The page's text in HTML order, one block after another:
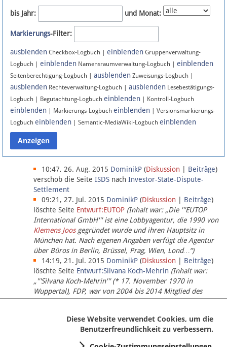
Newsletter
Bluesky
Facebook
Instagram
Anmelden
Datenschutz
Über Lobbypedia
Impressum
bis Jahr: und Monat:
Markierungs-Filter:
ausblenden Checkbox-Logbuch | einblenden Gruppenverwaltung-
Logbuch | einblenden Namensraumverwaltung-Logbuch | einblenden
Seitenberechtigung-Logbuch | ausblenden Zuweisungs-Logbuch |
ausblenden Rechteverwaltung-Logbuch | ausblenden Lesebestätigungs-
Logbuch | Begutachtung-Logbuch einblenden | Kontroll-Logbuch
einblenden | Markierungs-Logbuch einblenden | Versionsmarkierungs-
Logbuch einblenden | Semantic-MediaWiki-Logbuch einblenden
10:47, 26. Aug. 2015 DominikP (Diskussion Beiträge)
verschob die Seite ISDS nach Investor-State-Dispute-
Settlement
09:21, 27. Jul. 2015 DominikP (Diskussion Beiträge)
löschte Seite Entwurf:EUTOP (Inhalt war: „Die '''EUTOP
International GmbH''' ist eine Lobbyagentur, die 1990 von
Klemens Joosgegründet wurde und ihren Hauptsitz in
München hat. Nach eigenen Angaben verfügt die Agentur
über Büros in Berlin, Brüssel, Prag, Wien, Lond…“)
14:19, 21. Jul. 2015 DominikP (Diskussion Beiträge)
löschte Seite Entwurf:Silvana Koch-Mehrin (Inhalt war:
„'''Silvana Koch-Mehrin''' (* 17. November 1970 in
Wuppertal), FDP, war von 2004 bis 2014 Mitglied des
Europäischen Parlaments, seit November 2014 ist sie für
Diese Website verwendet Cookies, um die
Benutzerfreundlichkeit zu verbessern.